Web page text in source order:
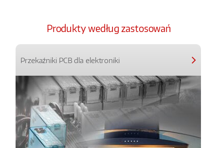
Produkty według zastosowań
Przekaźniki PCB dla elektroniki